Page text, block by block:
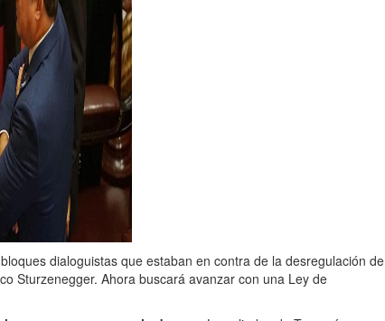
dialoguistas que estaban en contra de la desregulación de
Sturzenegger. Ahora buscará avanzar con una Ley de